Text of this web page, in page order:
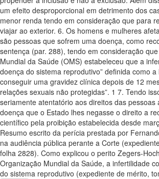
um efeito desproporcional em detrimento dos
menor renda tendo em consideração que para
viajar ao exterior. 6. Os homens e mulheres
são pessoas que sofrem uma doença, como
sentença (par. 288), tendo em consideração
Mundial da Saúde (OMS) estabeleceu que a
doença do sistema reprodutivo” definida como
conseguir uma gravidez clínica depois de 12
relações sexuais não protegidas”. 1 7. Tendo
seriamente atentatório aos direitos das pessoas
doença que o Estado lhes negasse o direito a
científico pela proibição estabelecida desde
Resumo escrito da perícia prestada por
na audiência pública perante a Corte
folha 2828). Como explicou o perito Zegers-
Organização Mundial da Saúde, a infertilidade
do sistema reprodutivo (expediente de mérito,